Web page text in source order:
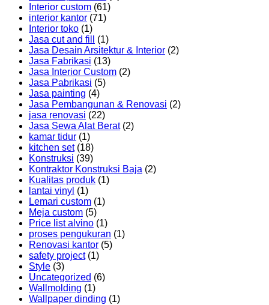
Interior custom (61)
interior kantor (71)
Interior toko (1)
Jasa cut and fill
(1)
Jasa Desain Arsitektur & Interior (2)
Jasa Fabrikasi (13)
Jasa Interior Custom (2)
Jasa Pabrikasi (5)
Jasa painting (4)
Jasa Pembangunan & Renovasi (2)
jasa renovasi (22)
Jasa Sewa Alat Berat(2)
kamar tidur (1)
kitchen set(18)
Konstruksi (39)
Kontraktor Konstruksi Baja (2)
Kualitas produk (1)
lantai vinyl (1)
Lemari custom (1)
Meja custom (5)
Price list alvino (1)
proses pengukuran (1)
Renovasi kantor (5)
safety project(1)
Style (3)
Uncategorized (6)
Wallmolding (1)
Wallpaper dinding (1)